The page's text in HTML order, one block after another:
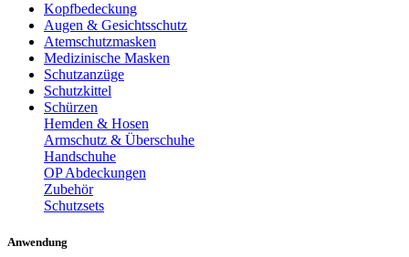
Kopfbedeckung
Augen & Gesichtsschutz
Atemschutzmasken
Medizinische Masken
Schutzanzüge
Schutzkittel
Schürzen
Hemden & Hosen
Armschutz & Überschuhe
Handschuhe
OP Abdeckungen
Zubehör
Schutzsets
Anwendung